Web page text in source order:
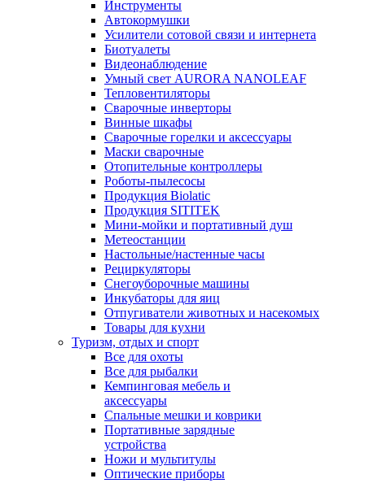
Инструменты
Автокормушки
Усилители сотовой связи и интернета
Биотуалеты
Видеонаблюдение
Умный свет AURORA NANOLEAF
Тепловентиляторы
Сварочные инверторы
Винные шкафы
Сварочные горелки и аксессуары
Маски сварочные
Отопительные контроллеры
Роботы-пылесосы
Продукция Biolatic
Продукция SITITEK
Мини-мойки и портативный душ
Метеостанции
Настольные/настенные часы
Рециркуляторы
Снегоуборочные машины
Инкубаторы для яиц
Отпугиватели животных и насекомых
Товары для кухни
Туризм, отдых и спорт
Все для охоты
Все для рыбалки
Кемпинговая мебель и
аксессуары
Спальные мешки и коврики
Портативные зарядные
устройства
Ножи и мультитулы
Оптические приборы